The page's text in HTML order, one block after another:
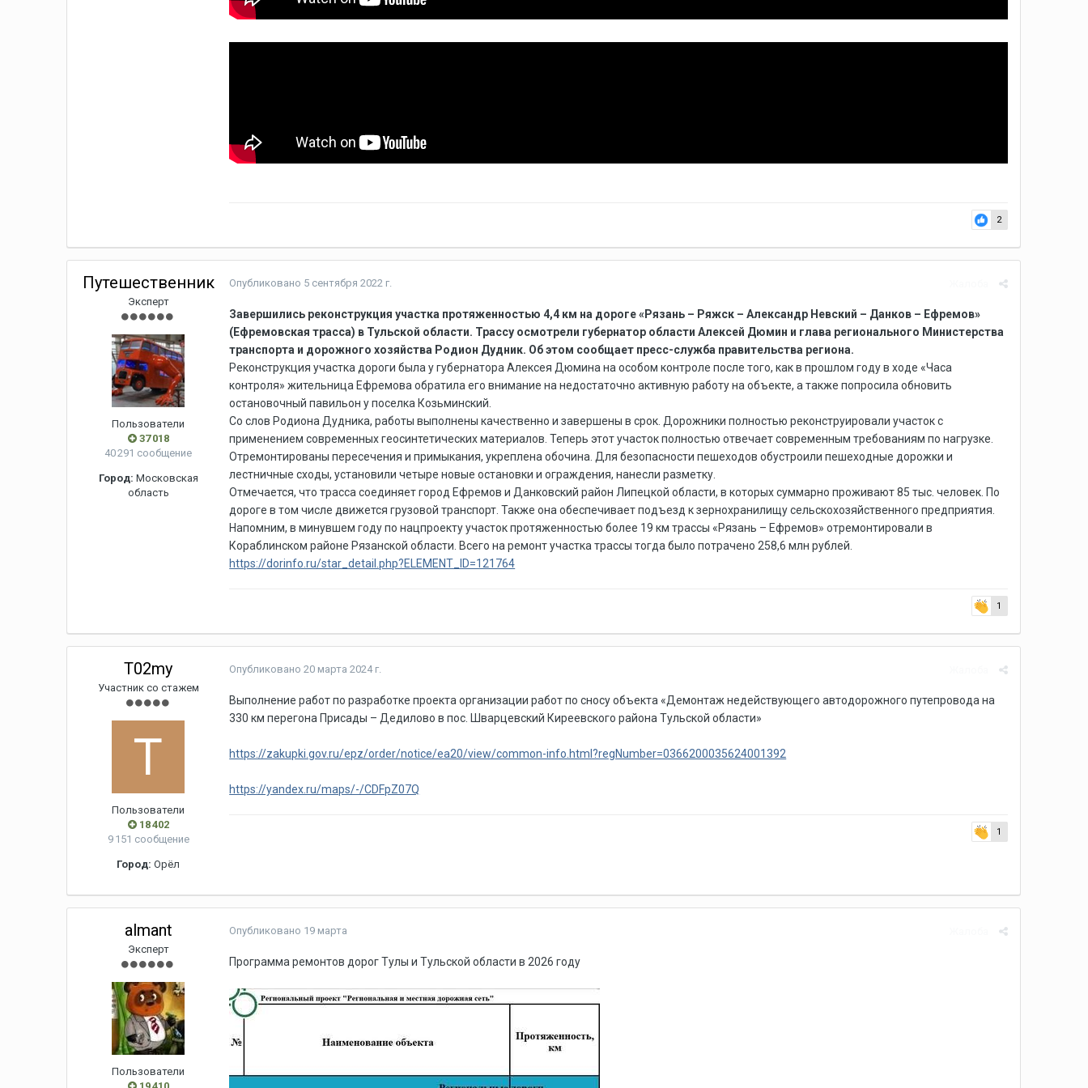
2
Путешественник
Эксперт
Пользователи
37 018
40 291 сообщение
Город: Московская
область
Опубликовано 5 сентября 2022 г.
Завершились реконструкция участка протяженностью 4,4 км на дороге «Рязань – Ряжск – Александр Невский – Данков – Ефремов»
(Ефремовская трасса) в Тульской области. Трассу осмотрели губернатор области Алексей Дюмин и глава регионального Министерства
транспорта и дорожного хозяйства Родион Дудник. Об этом сообщает пресс-служба правительства региона.
Реконструкция участка дороги была у губернатора Алексея Дюмина на особом контроле после того, как в прошлом году в ходе «Часа
контроля» жительница Ефремова обратила его внимание на недостаточно активную работу на объекте, а также попросила обновить
остановочный павильон у поселка Козьминский.
Со слов Родиона Дудника, работы выполнены качественно и завершены в срок. Дорожники полностью реконструировали участок с
применением современных геосинтетических материалов. Теперь этот участок полностью отвечает современным требованиям по нагрузке.
Отремонтированы пересечения и примыкания, укреплена обочина. Для безопасности пешеходов обустроили пешеходные дорожки и
лестничные сходы, установили четыре новые остановки и ограждения, нанесли разметку.
Отмечается, что трасса соединяет город Ефремов и Данковский район Липецкой области, в которых суммарно проживают 85 тыс. человек. По
дороге в том числе движется грузовой транспорт. Также она обеспечивает подъезд к зернохранилищу сельскохозяйственного предприятия.
Напомним, в минувшем году по нацпроекту участок протяженностью более 19 км трассы «Рязань – Ефремов» отремонтировали в
Кораблинском районе Рязанской области. Всего на ремонт участка трассы тогда было потрачено 258,6 млн рублей.
https://dorinfo.ru/star_detail.php?ELEMENT_ID=121764
1
T02my
Участник со стажем
Пользователи
18 402
9 151 сообщение
Город: Орёл
Опубликовано20 марта 2024 г.
Выполнение работ по разработке проекта организации работ по сносу объекта «Демонтаж недействующего автодорожного путепровода на
330 км перегона Присады – Дедилово в пос. Шварцевский Киреевского района Тульской области»
https://zakupki.gov.ru/epz/order/notice/ea20/view/common-info.html?regNumber=0366200035624001392
https://yandex.ru/maps/-/CDFpZ07Q
1
almant
Эксперт
Пользователи
Опубликовано 19 марта
Программа ремонтов дорог Тулы и Тульской области в 2026 году